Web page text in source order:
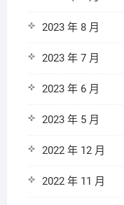
2023 年 8 月
2023 年 7 月
2023 年 6 月
2023 年 5 月
2022 年 12 月
2022 年 11 月